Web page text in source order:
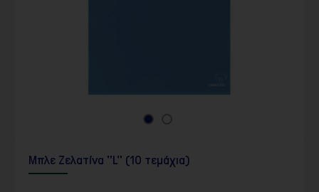
Μπλε Ζελατίνα "L" (10 τεμάχια)